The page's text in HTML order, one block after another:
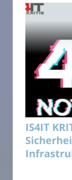
IS4IT